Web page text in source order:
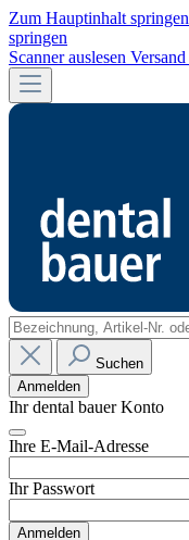
Zum Hauptinhalt springen
springen
Scanner auslesen Versand
Suchen
Anmelden
Ihr dental bauer Konto
Ihre E-Mail-Adresse
Ihr Passwort
Anmelden